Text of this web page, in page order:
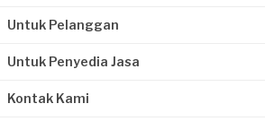
Untuk Pelanggan
Untuk Penyedia Jasa
Kontak Kami